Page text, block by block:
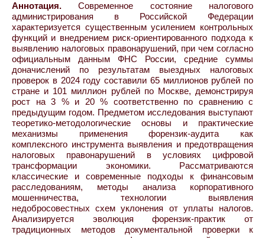
Аннотация. Современное состояние налогового
администрирования в Российской Федерации
характеризуется существенным усилением контрольных
функций и внедрением риск-ориентированного подхода к
выявлению налоговых правонарушений, при чем согласно
официальным данным ФНС России, средние суммы
доначислений по результатам выездных налоговых
проверок в 2024 году составили 65 миллионов рублей по
стране и 101 миллион рублей по Москве, демонстрируя
рост на 3 % и 20 % соответственно по сравнению с
предыдущим годом. Предметом исследования выступают
теоретико-методологические основы и практические
механизмы применения форензик-аудита как
комплексного инструмента выявления и предотвращения
налоговых правонарушений в условиях цифровой
трансформации экономики. Рассматриваются
классические и современные подходы к финансовым
расследованиям, методы анализа корпоративного
мошенничества, технологии выявления
недобросовестных схем уклонения от уплаты налогов.
Анализируется эволюция форензик-практик от
традиционных методов документальной проверки к